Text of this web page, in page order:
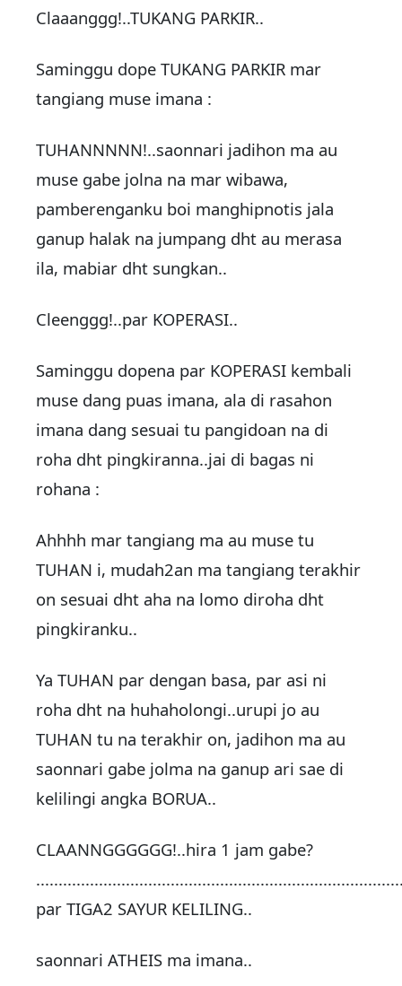
Claaanggg!..TUKANG PARKIR..
Saminggu dope TUKANG PARKIR mar
tangiang muse imana :
TUHANNNNN!..saonnari jadihon ma au
muse gabe jolna na mar wibawa,
pamberenganku boi manghipnotis jala
ganup halak na jumpang dht au merasa
ila, mabiar dht sungkan..
Cleenggg!..par KOPERASI..
Saminggu dopena par KOPERASI kembali
muse dang puas imana, ala di rasahon
imana dang sesuai tu pangidoan na di
roha dht pingkiranna..jai di bagas ni
rohana :
Ahhhh mar tangiang ma au muse tu
TUHAN i, mudah2an ma tangiang terakhir
on sesuai dht aha na lomo diroha dht
pingkiranku..
Ya TUHAN par dengan basa, par asi ni
roha dht na huhaholongi..urupi jo au
TUHAN tu na terakhir on, jadihon ma au
saonnari gabe jolma na ganup ari sae di
kelilingi angka BORUA..
CLAANNGGGGGG!..hira 1 jam gabe?
par TIGA2 SAYUR KELILING..
saonnari ATHEIS ma imana..